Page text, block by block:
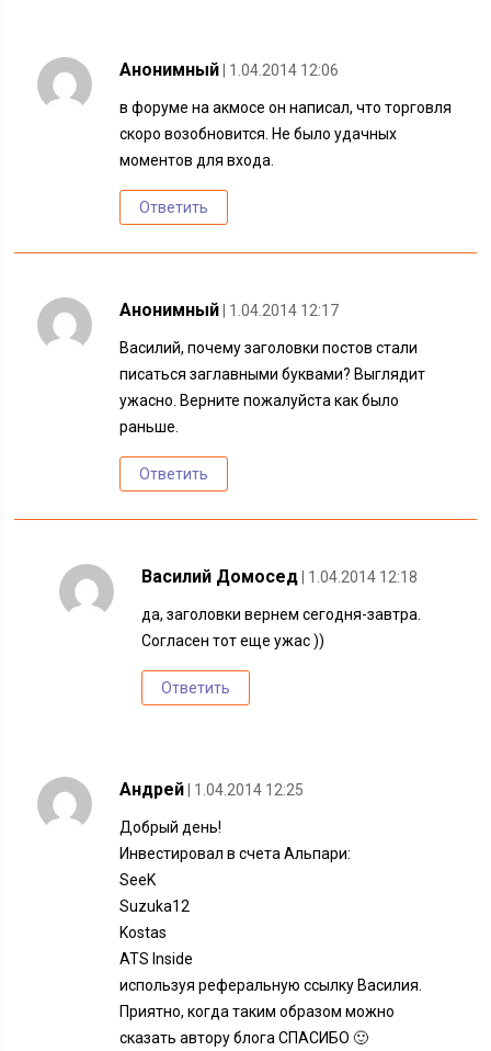
Анонимный | 1.04.2014 12:06
в форуме на акмосе он написал, что торговля
скоро возобновится. Не было удачных
моментов для входа.
Ответить
Анонимный | 1.04.2014 12:17
Василий, почему заголовки постов стали
писаться заглавными буквами? Выглядит
ужасно. Верните пожалуйста как было
раньше.
Ответить
Василий Домосед | 1.04.2014 12:18
да, заголовки вернем сегодня-завтра.
Согласен тот еще ужас ))
Ответить
Андрей | 1.04.2014 12:25
Добрый день!
Инвестировал в счета Альпари:
SeeK
Suzuka12
Kostas
ATS Inside
используя реферальную ссылку Василия.
Приятно, когда таким образом можно
сказать автору блога СПАСИБО 🙂